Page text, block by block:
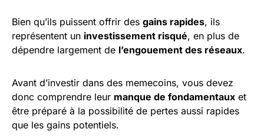
Bien qu’ils puissent offrir des gains rapides, ils
représentent un investissement risqué, en plus de
dépendre largement de l’engouement des réseaux.
Avant d’investir dans des memecoins, vous devez
donc comprendre leur manque de fondamentaux et
être préparé à la possibilité de pertes aussi rapides
que les gains potentiels.